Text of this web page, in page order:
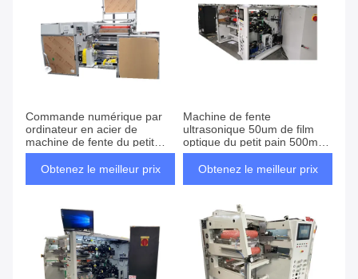
Commande numérique par
ordinateur en acier de
machine de fente du petit
pain 50um automatique de
GV utilisée dans des
Obtenez le meilleur prix
Machine de fente
ultrasonique 50um de film
optique du petit pain 500mm
pour les films optiques
Obtenez le meilleur prix